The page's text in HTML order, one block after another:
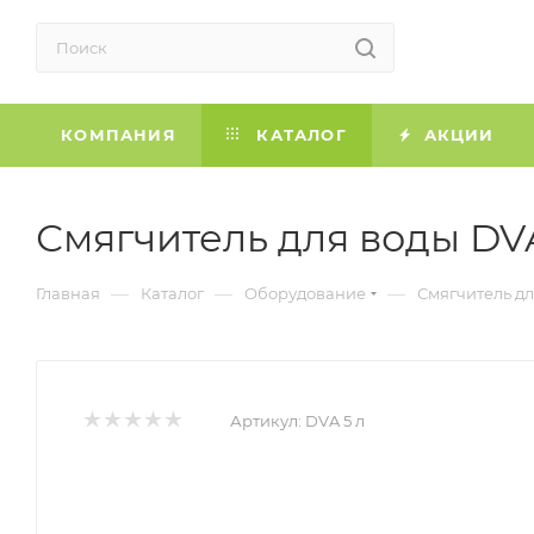
КОМПАНИЯ КАТАЛОГ АКЦИИ
Смягчитель для воды
Главная — Каталог — Оборудование — Смягчитель
Артикул: DVA 5 л